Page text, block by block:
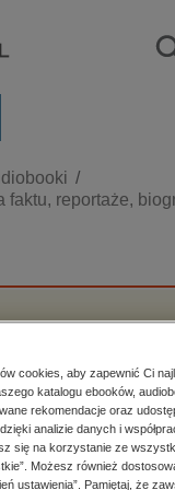
prasa
gospodarka
rozrywka
technologie,
faktu, reportaże,
cookies, aby zapewnić Ci
katalogu ebooków,
rekomendacje oraz
analizie danych i
się na korzystanie ze
Możesz również
ustawienia”. Pamiętaj, że